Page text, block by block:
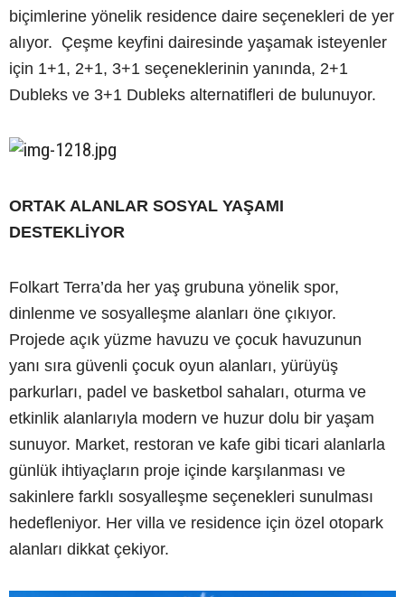
biçimlerine yönelik residence daire seçenekleri de yer
alıyor. Çeşme keyfini dairesinde yaşamak isteyenler
için 1+1, 2+1, 3+1 seçeneklerinin yanında, 2+1
Dubleks ve 3+1 Dubleks alternatifleri de bulunuyor.
ORTAK ALANLAR SOSYAL YAŞAMI
DESTEKLİYOR
Folkart Terra’da her yaş grubuna yönelik spor,
dinlenme ve sosyalleşme alanları öne çıkıyor.
Projede açık yüzme havuzu ve çocuk havuzunun
yanı sıra güvenli çocuk oyun alanları, yürüyüş
parkurları, padel ve basketbol sahaları, oturma ve
etkinlik alanlarıyla modern ve huzur dolu bir yaşam
sunuyor. Market, restoran ve kafe gibi ticari alanlarla
günlük ihtiyaçların proje içinde karşılanması ve
sakinlere farklı sosyalleşme seçenekleri sunulması
hedefleniyor. Her villa ve residence için özel otopark
alanları dikkat çekiyor.